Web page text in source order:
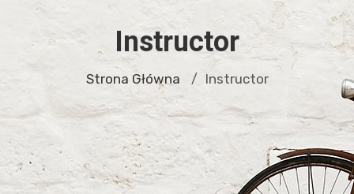
Instructor
Strona Główna / Instructor